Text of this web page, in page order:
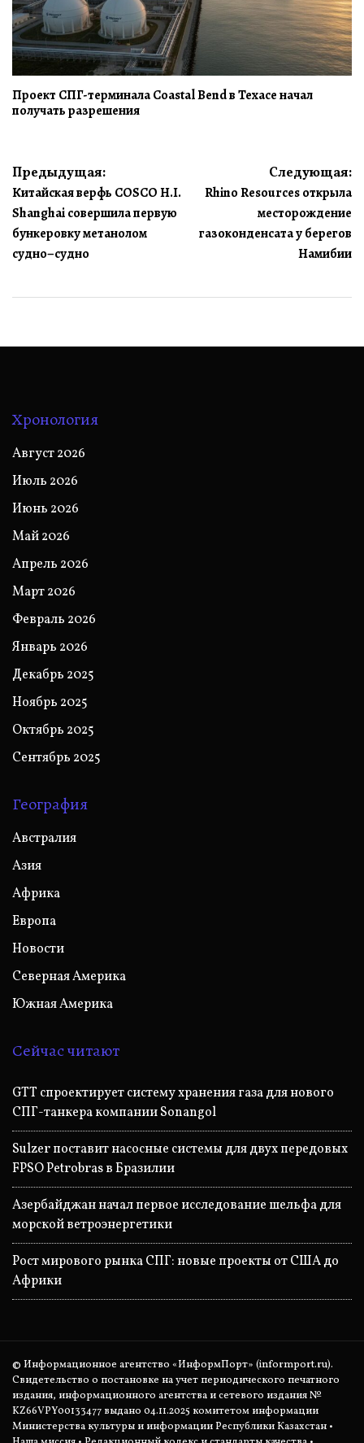
Проект СПГ-терминала Coastal Bend в Техасе начал
получать разрешения
Навигация
по
записям
Предыдущая:
Китайская верфь COSCO H.I.
Shanghai совершила первую
бункеровку метанолом
судно–судно
Следующая:
Rhino Resources открыла
месторождение
газоконденсата у берегов
Намибии
Хронология
Август 2026
Июль 2026
Июнь 2026
Май 2026
Апрель 2026
Март 2026
Февраль 2026
Январь 2026
Декабрь 2025
Ноябрь 2025
Октябрь 2025
Сентябрь 2025
География
Австралия
Азия
Африка
Европа
Новости
Северная Америка
Южная Америка
Сейчас читают
GTT спроектирует систему хранения газа для нового
СПГ-танкера компании Sonangol
Sulzer поставит насосные системы для двух передовых
FPSO Petrobras в Бразилии
Азербайджан начал первое исследование шельфа для
морской ветроэнергетики
Рост мирового рынка СПГ: новые проекты от США до
Африки
© Информационное агентство «ИнформПорт» (informport.ru).
Свидетельство о постановке на учет периодического печатного
издания, информационного агентства и сетевого издания №
KZ66VPY00133477 выдано 04.11.2025 комитетом информации
Министерства культуры и информации Республики Казахстан •